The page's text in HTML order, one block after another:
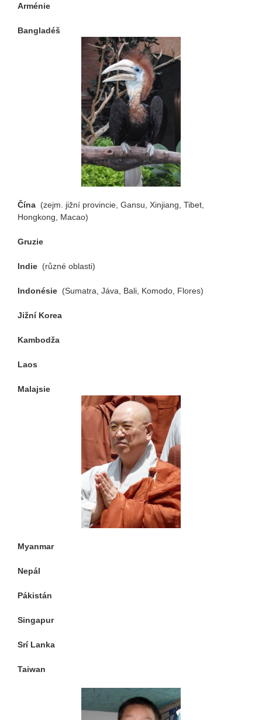
Arménie
Bangladéš
Čína (zejm. jižní provincie, Gansu, Xinjiang, Tibet,
Hongkong, Macao)
Gruzie
Indie (různé oblasti)
Indonésie (Sumatra, Jáva, Bali, Komodo, Flores)
Jižní Korea
Kambodža
Laos
Malajsie
Myanmar
Nepál
Pákistán
Singapur
Srí Lanka
Taiwan